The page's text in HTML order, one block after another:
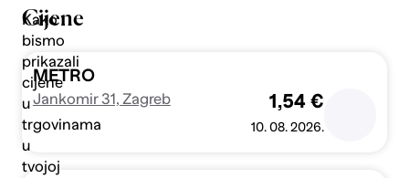
Kako
bismo
prikazali
cijene
u
trgovinama
u
tvojoj
Pošalji
Cijene
METRO
Jankomir 31, Zagreb 1,54 €
10. 08. 2026.